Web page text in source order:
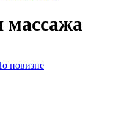
массажа
новизне